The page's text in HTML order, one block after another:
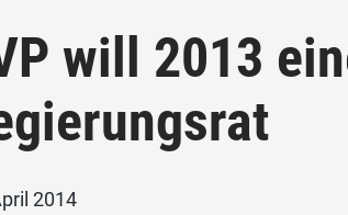
will 2013
2014